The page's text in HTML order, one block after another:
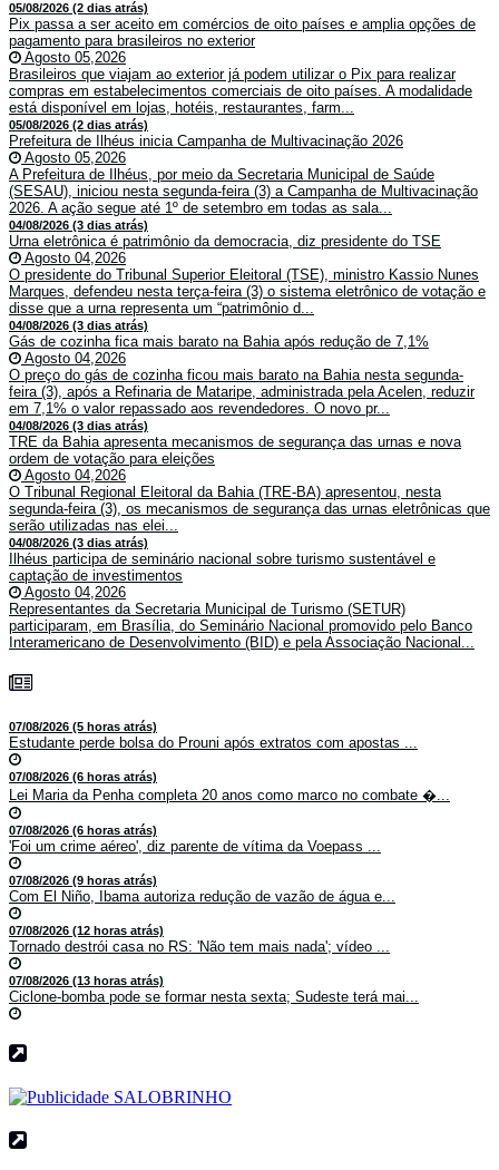
05/08/2026 (2 dias atrás)
Pix passa a ser aceito em comércios de oito países e amplia opções de
pagamento para brasileiros no exterior
Agosto 05,2026
Brasileiros que viajam ao exterior já podem utilizar o Pix para realizar
compras em estabelecimentos comerciais de oito países. A modalidade
está disponível em lojas, hotéis, restaurantes, farm...
05/08/2026 (2 dias atrás)
Prefeitura de Ilhéus inicia Campanha de Multivacinação 2026
Agosto 05,2026
A Prefeitura de Ilhéus, por meio da Secretaria Municipal de Saúde
(SESAU), iniciou nesta segunda-feira (3) a Campanha de Multivacinação
2026. A ação segue até 1º de setembro em todas as sala...
04/08/2026 (3 dias atrás)
Urna eletrônica é patrimônio da democracia, diz presidente do TSE
Agosto 04,2026
O presidente do Tribunal Superior Eleitoral (TSE), ministro Kassio Nunes
Marques, defendeu nesta terça-feira (3) o sistema eletrônico de votação e
disse que a urna representa um “patrimônio d...
04/08/2026 (3 dias atrás)
Gás de cozinha fica mais barato na Bahia após redução de 7,1%
Agosto 04,2026
O preço do gás de cozinha ficou mais barato na Bahia nesta segunda-
feira (3), após a Refinaria de Mataripe, administrada pela Acelen, reduzir
em 7,1% o valor repassado aos revendedores. O novo pr...
04/08/2026 (3 dias atrás)
TRE da Bahia apresenta mecanismos de segurança das urnas e nova
ordem de votação para eleições
Agosto 04,2026
O Tribunal Regional Eleitoral da Bahia (TRE-BA) apresentou, nesta
segunda-feira (3), os mecanismos de segurança das urnas eletrônicas que
serão utilizadas nas elei...
04/08/2026 (3 dias atrás)
Ilhéus participa de seminário nacional sobre turismo sustentável e
captação de investimentos
Agosto 04,2026
Representantes da Secretaria Municipal de Turismo (SETUR)
participaram, em Brasília, do Seminário Nacional promovido pelo Banco
Interamericano de Desenvolvimento (BID) e pela Associação Nacional...
07/08/2026 (5 horas atrás)
Estudante perde bolsa do Prouni após extratos com apostas ...
07/08/2026 (6 horas atrás)
Lei Maria da Penha completa 20 anos como marco no combate �...
07/08/2026 (6 horas atrás)
'Foi um crime aéreo', diz parente de vítima da Voepass ...
07/08/2026 (9 horas atrás)
Com El Niño, Ibama autoriza redução de vazão de água e...
07/08/2026 (12 horas atrás)
Tornado destrói casa no RS: 'Não tem mais nada'; vídeo ...
07/08/2026 (13 horas atrás)
Ciclone-bomba pode se formar nesta sexta; Sudeste terá mai...